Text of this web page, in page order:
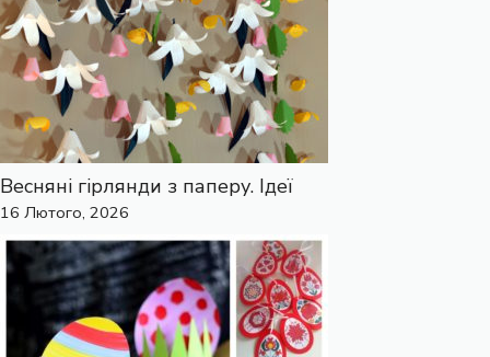
Весняні гірлянди з паперу. Ідеї
16 Лютого, 2026